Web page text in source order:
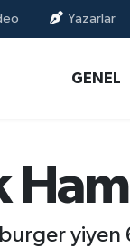
Yazarlar
GENEL
yiyen